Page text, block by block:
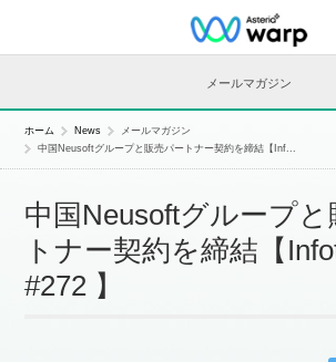
メールマガジン
ホーム News
メールマガジン
中国Neusoftグループと販売パートナー契約を締結【Inf...
中国Neusoftグループと
トナー契約を締結【
#272 】